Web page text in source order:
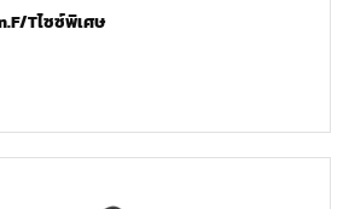
Tไซซ์พิเศษ